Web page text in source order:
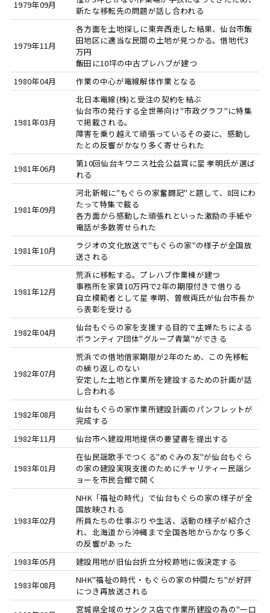
1979年09月
新たな移転先の問題が話し合われる
1979年11月
各方面を土地探しに東奔西走した結果、仙台市飯
田地区に適当な民間の土地が見つかる。借地代3
万円
飯田に10坪の中古プレハブが建つ
1980年04月
作業の中心が電線解体作業となる
1981年03月
北日本電線(株)と受注の契約を結ぶ
仙台市の発行する全世帯向け"市政グラフ"に特集
で掲載される。
障害を乗り越えて頑張っているその姿に、感動し
たとの反響がかなり多く寄せられた
1981年06月
第10回仙台キワニス社会公益賞に星 孝明氏が選ば
れる
1981年09月
河北新報に"もぐらの家奮闘記"と題して、8回にわ
たって特集で載る
各方面から感動した頑張れといった激励の手紙や
電話が多数寄せられた
1981年10月
ラジオの文化放送で"もぐらの家"の様子が全国放
送される
1981年12月
荒浜に移転する。プレハブ作業棟が建つ
事務所を家賃10万円で2年の期限付きで借りる
自立模範者として星 孝明、曽根両氏が仙台市長か
ら表彰を受ける
1982年04月
仙台もぐらの家を支援する目的で主婦たちによる
ボランティア団体"グループ青葉"ができる
1982年07月
荒浜での借地借家期限が2年のため、この先移転
の繰り返しのない
安定した土地と作業所を建設するための計画が話
し合われる
1982年08月
仙台もぐらの家作業所建設計画のパンフレットが
完成する
1982年11月
仙台市へ建設用地提供の要望書を提出する
1983年01月
在仙民謡歌手でつくる"めぐみの友"が仙台もぐら
の家の建設実現支援のためにチャリティー民謡シ
ョーを市民会館で開く
1983年02月
NHK「福祉の時代」で仙台もぐらの家の様子が全
国放映される
所員たちの仕事ぶりや生活、活動の様子が紹介さ
れ、北海道から沖縄まで全国各地からかなり多く
の反響があった
1983年05月
建設用地が旧仙台折立分校跡地に仮決定する
1983年08月
NHK"福祉の時代・もぐらの家の仲間たち"が好評
につき再放送される
宮城県全域のサンクス店で作業所建設の為の"一口